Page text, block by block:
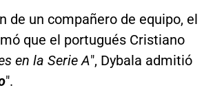
de un compañero de equipo, el
que el portugués Cristiano
en la Serie A", Dybala admitió
".